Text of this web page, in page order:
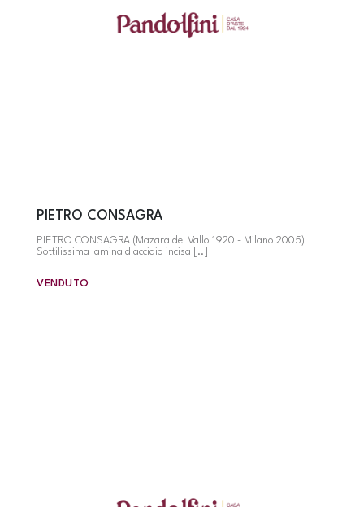
PIETRO CONSAGRA
PIETRO CONSAGRA (Mazara del Vallo 1920 - Milano 2005)
Sottilissima lamina d'acciaio incisa [..]
VENDUTO